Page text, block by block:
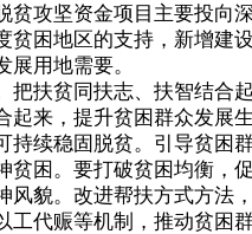
贫攻坚资金项目主要投向
贫困地区的支持，新增建
用地需要。
把扶贫同扶志、扶智结合
起来，提升贫困群众发展
持续稳固脱贫。引导贫困
贫困。要打破贫困均衡，
风貌。改进帮扶方式方法
工代赈等机制，推动贫困